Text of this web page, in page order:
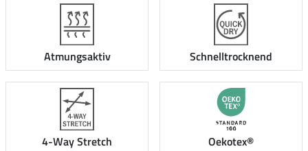
Atmungsaktiv Schnelltrocknend
4-Way Stretch Oekotex®